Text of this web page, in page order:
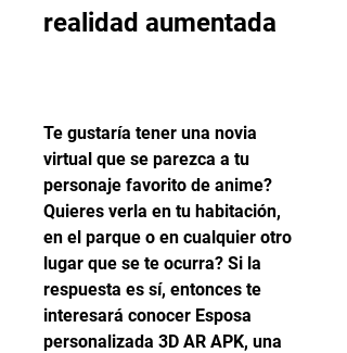
realidad aumentada
Te gustaría tener una novia
virtual que se parezca a tu
personaje favorito de anime?
Quieres verla en tu habitación,
en el parque o en cualquier otro
lugar que se te ocurra? Si la
respuesta es sí, entonces te
interesará conocer Esposa
personalizada 3D AR APK, una